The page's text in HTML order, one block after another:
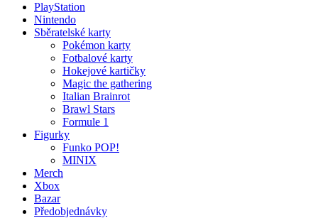
PlayStation
Nintendo
Sběratelské karty
Pokémon karty
Fotbalové karty
Hokejové kartičky
Magic the gathering
Italian Brainrot
Brawl Stars
Formule 1
Figurky
Funko POP!
MINIX
Merch
Xbox
Bazar
Předobjednávky